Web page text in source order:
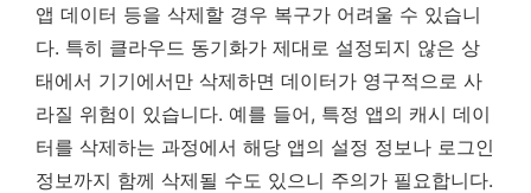
앱 데이터 등을 삭제할 경우 복구가 어려울 수 있습니
다. 특히 클라우드 동기화가 제대로 설정되지 않은 상
태에서 기기에서만 삭제하면 데이터가 영구적으로 사
라질 위험이 있습니다. 예를 들어, 특정 앱의 캐시 데이
터를 삭제하는 과정에서 해당 앱의 설정 정보나 로그인
정보까지 함께 삭제될 수도 있으니 주의가 필요합니다.